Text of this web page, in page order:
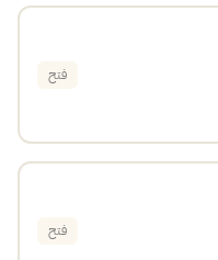
فتح
فتح